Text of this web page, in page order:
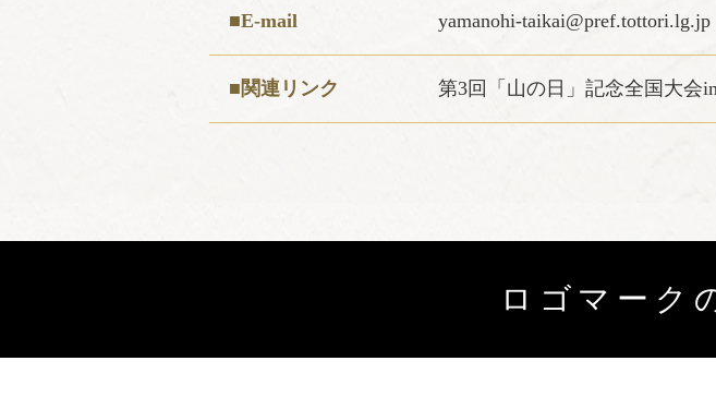
■E-mail yamanohi-taikai@pref.tottori.lg.jp
■関連リンク 第3回「山の日」記念全国大会
ロゴマーク